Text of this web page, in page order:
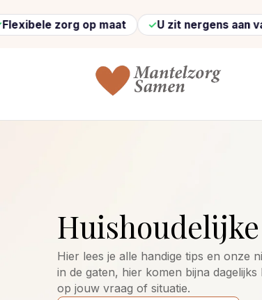
op maat U zit nergens aan vast
Hier lees je alle handige tips en onze
in de gaten, hier komen bijna
op jouw vraag of situatie.